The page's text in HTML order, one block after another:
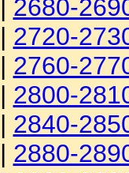
| 2680-
| 2720-
| 2760-
| 2800-
| 2840-
| 2880-